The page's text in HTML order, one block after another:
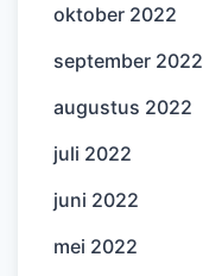
oktober 2022
september 2022
augustus 2022
juli 2022
juni 2022
mei 2022